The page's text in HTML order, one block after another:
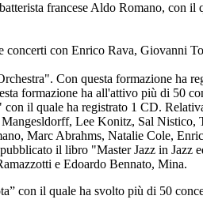
francese Aldo Romano, con il
concerti con Enrico Rava, Giovanni
Con questa formazione ha
formazione ha all'attivo più di 50
con il quale ha registrato 1 CD.
Lee Konitz, Sal
Marc Abrahms, Natalie Cole,
il libro "Master Jazz in Jazz
e Edoardo Bennato, Mina.
con il quale ha svolto più di 50